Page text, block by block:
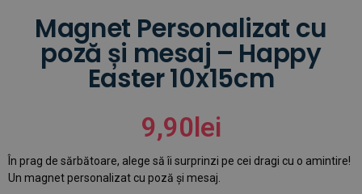
Magnet Personalizat cu
poză și mesaj – Happy
Easter 10x15cm
9,90lei
În prag de sărbătoare, alege să îi surprinzi pe cei dragi cu o amintire!
Un magnet personalizat cu poză și mesaj.